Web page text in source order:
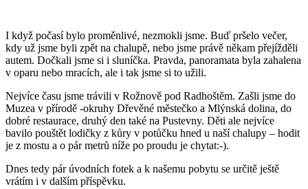
I když počasí bylo proměnlivé, nezmokli jsme. Buď pršelo večer,
kdy už jsme byli zpět na chalupě, nebo jsme právě někam přejížděli
autem. Dočkali jsme si i sluníčka. Pravda, panoramata byla zahalena
v oparu nebo mracích, ale i tak jsme si to užili.
Nejvíce času jsme trávili v Rožnově pod Radhoštěm. Zašli jsme do
Muzea v přírodě -okruhy Dřevěné městečko a Mlýnská dolina, do
dobré restaurace, druhý den také na Pustevny. Děti ale nejvíce
bavilo pouštět lodičky z kůry v potůčku hned u naší chalupy – hodit
je z mostu a o pár metrů níže po proudu je chytat:-).
Dnes tedy pár úvodních fotek a k našemu pobytu se určitě ještě
vrátím i v dalším příspěvku.